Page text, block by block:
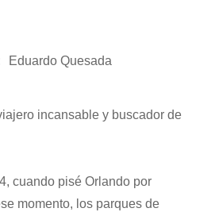
Eduardo Quesada
incansable y buscador de
cuando pisé Orlando por
momento, los parques de